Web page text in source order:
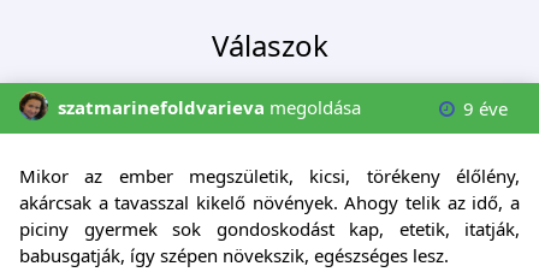
Válaszok
szatmarinefoldvarieva megoldása 9 éve
Mikor az ember megszületik, kicsi, törékeny élőlény,
akárcsak a tavasszal kikelő növények. Ahogy telik az idő, a
piciny gyermek sok gondoskodást kap, etetik, itatják,
babusgatják, így szépen növekszik, egészséges lesz.